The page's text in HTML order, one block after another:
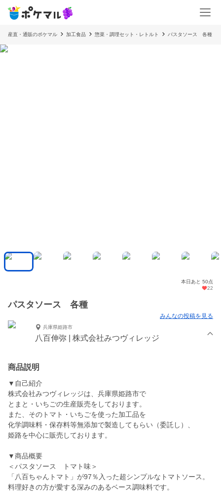
産直・通販のポケマル 加工食品 惣菜・調理セット・レトルト パスタソース 各種
本日あと 50点
22
パスタソース 各種
みんなの投稿を見る
兵庫県姫路市
八百伸弥 | 株式会社みつヴィレッジ
商品説明
▼自己紹介
株式会社みつヴィレッジは、兵庫県姫路市で
とまと・いちごの生産販売をしております。
また、そのトマト・いちごを使った加工品を
化学調味料・保存料等無添加で製造してもらい（委託し）、
姫路を中心に販売しております。
▼商品概要
＜パスタソース トマト味＞
「八百ちゃんトマト」が97％入った超シンプルなトマトソース。
料理好きの方が愛する深みのあるベース調味料です。